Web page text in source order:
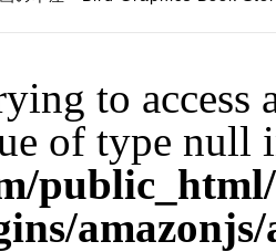
to access
of type null